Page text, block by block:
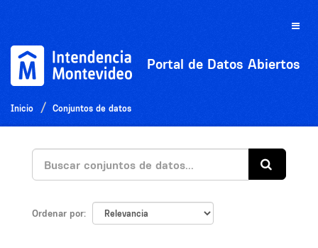
Toggle
Portal de Datos Abiertos
Inicio Conjuntos de datos
Ordenar por